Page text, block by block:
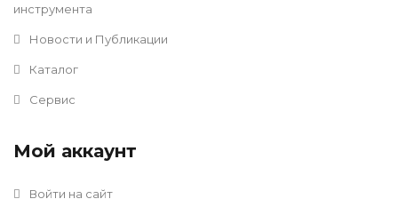
инструмента
Новости и Публикации
Каталог
Сервис
Мой аккаунт
Войти на сайт